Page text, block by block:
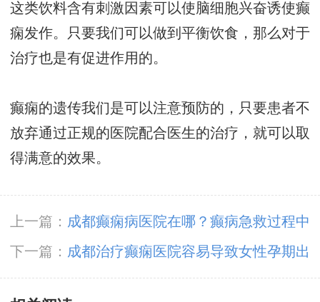
这类饮料含有刺激因素可以使脑细胞兴奋诱使癫
痫发作。只要我们可以做到平衡饮食，那么对于
治疗也是有促进作用的。
癫痫的遗传我们是可以注意预防的，只要患者不
放弃通过正规的医院配合医生的治疗，就可以取
得满意的效果。
上一篇： 成都癫痫病医院在哪？癫病急救过程中
经常犯的错误
下一篇： 成都治疗癫痫医院容易导致女性孕期出
现癫痫发作的病因